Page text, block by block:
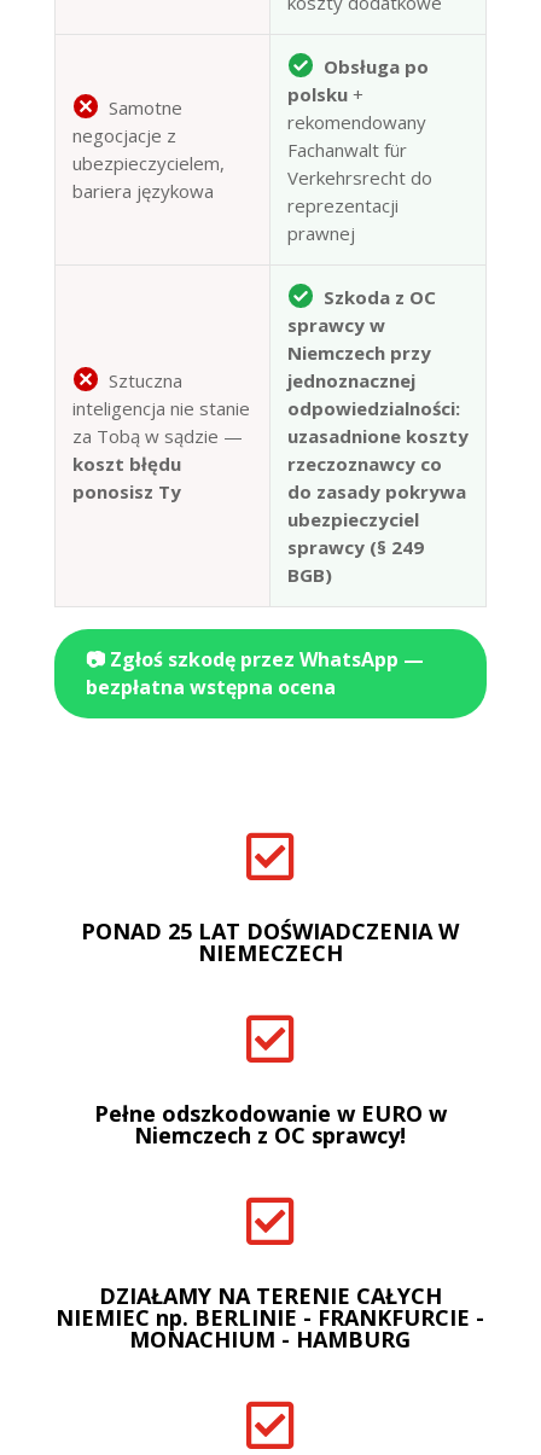
Samotne
negocjacje z
ubezpieczycielem,
bariera językowa
Obsługa po
polsku+
rekomendowany
Fachanwalt für
Verkehrsrecht do
reprezentacji
prawnej
Sztuczna
inteligencja nie stanie
za Tobą w sądzie —
koszt błędu
ponosisz Ty
Szkoda z OC
sprawcy w
Niemczech przy
jednoznacznej
odpowiedzialności:
uzasadnione koszty
rzeczoznawcy co
do zasady pokrywa
ubezpieczyciel
sprawcy (§ 249
BGB)
📷 Zgłoś szkodę przez WhatsApp —
bezpłatna wstępna ocena

PONAD 25 LAT DOŚWIADCZENIA W
NIEMECZECH

Pełne odszkodowanie w EURO w
Niemczech z OC sprawcy!

DZIAŁAMY NA TERENIE CAŁYCH
NIEMIEC np. BERLINIE - FRANKFURCIE -
MONACHIUM - HAMBURG
